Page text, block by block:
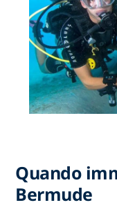
Quando
Bermude